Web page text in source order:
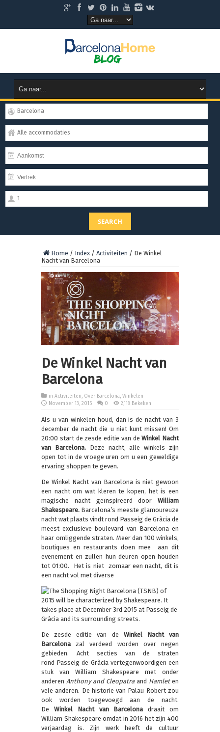
Barcelona
Alle accommodaties
1
SEARCH
Home / Index / Activiteiten / De Winkel
Nacht van Barcelona
De Winkel Nacht van
Barcelona
in Activiteiten, Over Barcelona, Winkelen
November 13, 2015
0 2,118 Bekeken
Als u van winkelen houd, dan is de nacht van 3
december de nacht die u niet kunt missen! Om
20:00 start de zesde editie van deWinkel Nacht
van Barcelona. Deze nacht, alle winkels zijn
open tot in de vroege uren om u een geweldige
ervaring shoppen te geven.
De Winkel Nacht van Barcelona is niet gewoon
een nacht om wat kleren te kopen, het is een
magische nacht geïnspireerd door William
Shakespeare. Barcelona’s meeste glamoureuze
nacht wat plaats vindt rond Passeig de Gràcia de
meest exclusieve boulevard van Barcelona en
haar omliggende straten. Meer dan 100 winkels,
boutiques en restaurants doen mee aan dit
evenement en zullen hun deuren open houden
tot 01:00. Het is niet zomaar een nacht, dit is
een nacht vol met diverse
De zesde editie van de Winkel Nacht van
Barcelona zal verdeed worden over negen
gebieden. Acht secties van de straten
rond Passeig de Gràcia vertegenwoordigen een
stuk van William Shakespeare met onder
anderen Anthony and Cleopatra and Hamlet en
vele anderen. De historie van Palau Robert zou
ook worden toegevoegd aan de nacht.
De Winkel Nacht van Barcelonadraait om
William Shakespeare omdat in 2016 het zijn 400
verjaardag is. Zijn werk heeft de cultuur